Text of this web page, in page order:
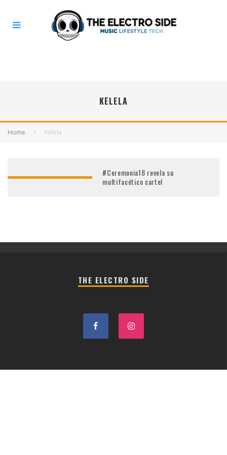
KELELA
Home Kelela
#Ceremonia18 revela su
multifacético cartel
THE ELECTRO SIDE